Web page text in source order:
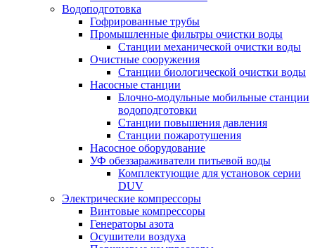
Водоподготовка
Гофрированные трубы
Промышленные фильтры очистки воды
Станции механической очистки воды
Очистные сооружения
Станции биологической очистки воды
Насосные станции
Блочно-модульные мобильные станции
водоподготовки
Станции повышения давления
Станции пожаротушения
Насосное оборудование
УФ обеззараживатели питьевой воды
Комплектующие для установок серии
DUV
Электрические компрессоры
Винтовые компрессоры
Генераторы азота
Осушители воздуха